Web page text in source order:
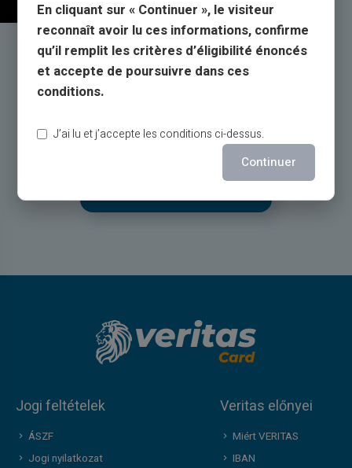
Szolgáltatás és támogatás
valódi emberek által, nem botok
telefonon hétfőtől szombatig 9 órától 18h30-ig
Jogi feltételek
ÁSZF
Jogi nyilatkozat
Veritas előnyei
Miért VERITAS
IBAN
En cliquant sur « Continuer », le visiteur
reconnaît avoir lu ces informations, confirme
qu’il remplit les critères d’éligibilité énoncés
et accepte de poursuivre dans ces
conditions.
J’ai lu et j’accepte les conditions ci-dessus.
Continuer